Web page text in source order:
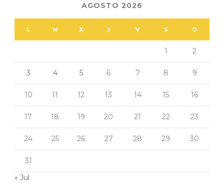
AGOSTO 2026
L M X J V S D
1 2
3 4 5 6 7 8 9
10 11 12 13 14 15 16
17 18 19 20 21 22 23
24 25 26 27 28 29 30
31
« Jul